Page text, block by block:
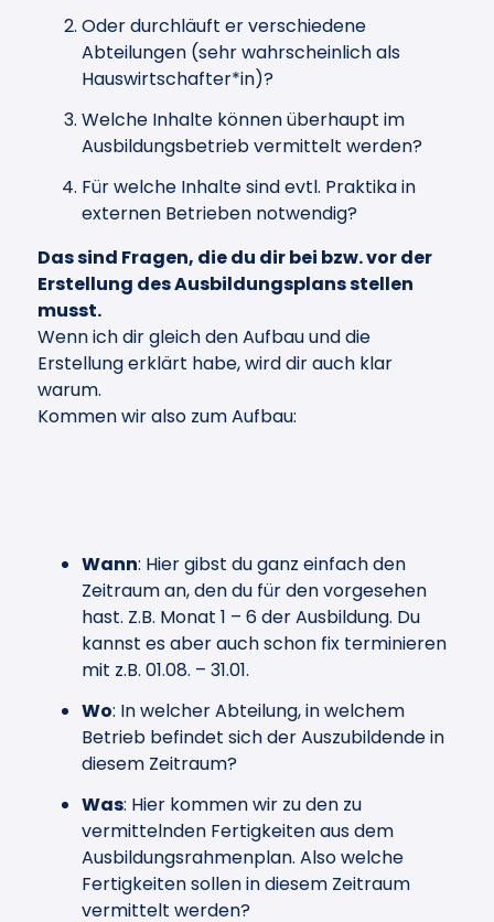
Oder durchläuft er verschiedene
Abteilungen (sehr wahrscheinlich als
Hauswirtschafter*in)?
Welche Inhalte können überhaupt im
Ausbildungsbetrieb vermittelt werden?
Für welche Inhalte sind evtl. Praktika in
externen Betrieben notwendig?
Das sind Fragen, die du dir bei bzw. vor der
Erstellung des Ausbildungsplans stellen
musst.
Wenn ich dir gleich den Aufbau und die
Erstellung erklärt habe, wird dir auch klar
warum.
Kommen wir also zum Aufbau:
Wann: Hier gibst du ganz einfach den
Zeitraum an, den du für den vorgesehen
hast. Z.B. Monat 1 – 6 der Ausbildung. Du
kannst es aber auch schon fix terminieren
mit z.B. 01.08. – 31.01.
Wo: In welcher Abteilung, in welchem
Betrieb befindet sich der Auszubildende in
diesem Zeitraum?
Was: Hier kommen wir zu den zu
vermittelnden Fertigkeiten aus dem
Ausbildungsrahmenplan. Also welche
Fertigkeiten sollen in diesem Zeitraum
vermittelt werden?